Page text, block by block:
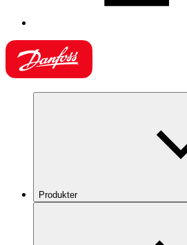
Produkter